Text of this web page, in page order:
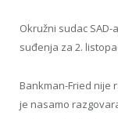
Okružni sudac
suđenja za 2.
Bankman-Fried nije
je nasamo